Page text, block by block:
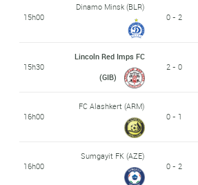
15h00
Dinamo Minsk (BLR)
0 - 2
15h30
Lincoln Red Imps FC
(GIB)
2 - 0
16h00
FC Alashkert (ARM)
0 - 1
16h00
Sumgayit FK (AZE)
0 - 2